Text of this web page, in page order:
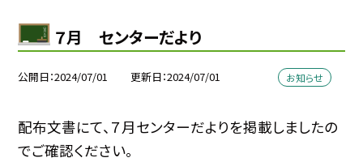
７月 センターだより
公開日 2024/07/01 更新日 2024/07/01 お知らせ
配布文書にて、７月センターだよりを掲載しましたの
でご確認ください。